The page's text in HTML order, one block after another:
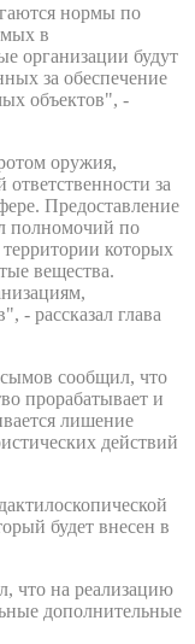
нормы по
в
организации будут
за обеспечение
объектов", -
оружия,
за
Предоставление
полномочий по
которых
вещества.
- рассказал глава
сообщил, что
прорабатывает и
лишение
действий
будет внесен в
что на реализацию
дополнительные